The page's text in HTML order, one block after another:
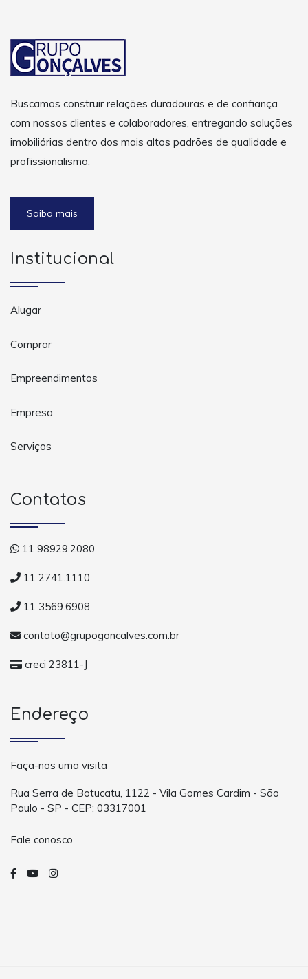
Buscamos construir relações duradouras e de confiança
com nossos clientes e colaboradores, entregando soluções
imobiliárias dentro dos mais altos padrões de qualidade e
profissionalismo.
Saiba mais
Institucional
Alugar
Comprar
Empreendimentos
Empresa
Serviços
Contatos
11 98929.2080
11 2741.1110
11 3569.6908
contato@grupogoncalves.com.br
creci 23811-J
Endereço
Faça-nos uma visita
Rua Serra de Botucatu, 1122 - Vila Gomes Cardim - São
Paulo - SP - CEP: 03317001
Fale conosco